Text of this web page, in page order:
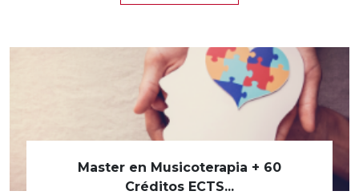
Master en Musicoterapia + 60
Créditos ECTS...